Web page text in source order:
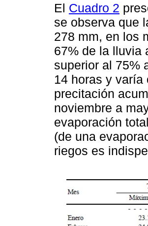
El Cuadro 2
se observa que
278 mm, en los
67% de la lluvia
superior al 75%
14 horas y varía
precitación
noviembre a
evaporación
(de una
riegos es